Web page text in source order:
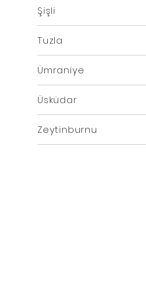
Şişli
Tuzla
Ümraniye
Üsküdar
Zeytinburnu